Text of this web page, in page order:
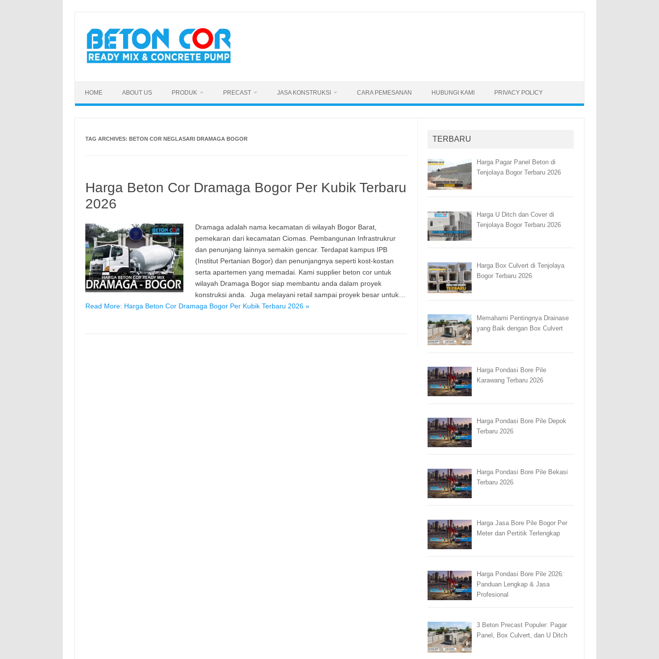
content
HOME ABOUT US PRODUK PRECAST JASA KONSTRUKSI CARA PEMESANAN HUBUNGI KAMI PRIVACY POLICY
TAG ARCHIVES: BETON COR NEGLASARI DRAMAGA BOGOR
Harga Beton Cor Dramaga Bogor Per Kubik Terbaru
2026
Dramaga adalah nama kecamatan di wilayah Bogor Barat,
pemekaran dari kecamatan Ciomas. Pembangunan Infrastrukrur
dan penunjang lainnya semakin gencar. Terdapat kampus IPB
(Institut Pertanian Bogor) dan penunjangnya seperti kost-kostan
serta apartemen yang memadai. Kami supplier beton cor untuk
wilayah Dramaga Bogor siap membantu anda dalam proyek
konstruksi anda. Juga melayani retail sampai proyek besar untuk…
Read More: Harga Beton Cor Dramaga Bogor Per Kubik Terbaru 2026 »
TERBARU
Harga Pagar Panel Beton di
Tenjolaya Bogor Terbaru 2026
Harga U Ditch dan Cover di
Tenjolaya Bogor Terbaru 2026
Harga Box Culvert di Tenjolaya
Bogor Terbaru 2026
Memahami Pentingnya Drainase
yang Baik dengan Box Culvert
Harga Pondasi Bore Pile
Karawang Terbaru 2026
Harga Pondasi Bore Pile Depok
Terbaru 2026
Harga Pondasi Bore Pile Bekasi
Terbaru 2026
Harga Jasa Bore Pile Bogor Per
Meter dan Pertitik Terlengkap
Harga Pondasi Bore Pile 2026:
Panduan Lengkap & Jasa
Profesional
3 Beton Precast Populer: Pagar
Panel, Box Culvert, dan U Ditch